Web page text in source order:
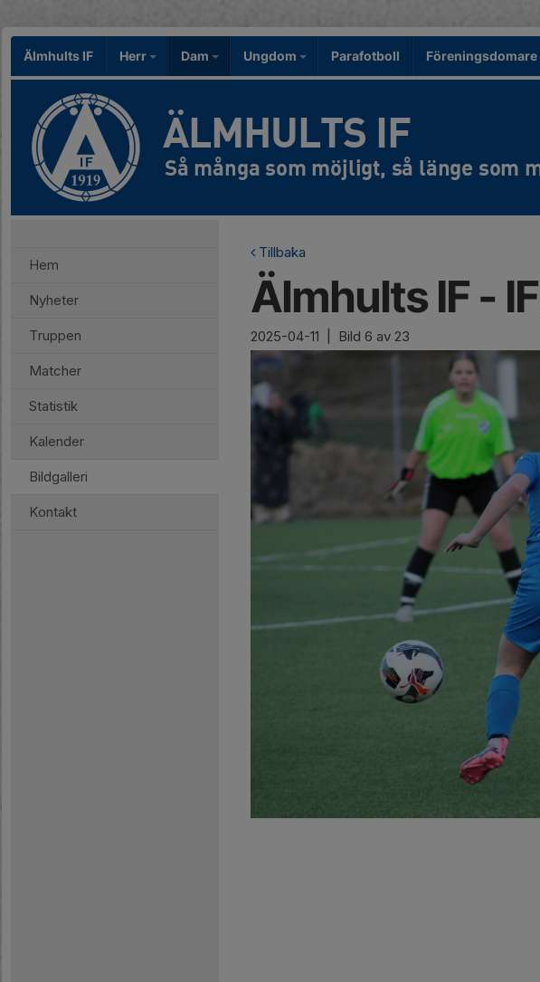
Älmhults IF Herr Dam Ungdom Parafotboll Föreningsdomare
ÄLMHULTS IF
Hem
Nyheter
Truppen
Matcher
Statistik
Kalender
Bildgalleri
Kontakt
Tillbaka
Älmhults IF -
2025-04-11 Bild 6 av 23